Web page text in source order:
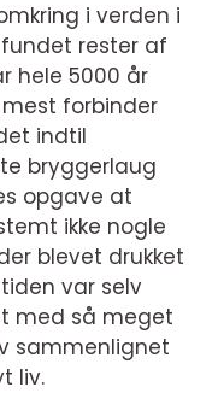
i verden i
rester af
hele 5000 år
forbinder
indtil
bryggerlaug
opgave at
ikke nogle
blevet drukket
var selv
med så meget
sammenlignet
liv.